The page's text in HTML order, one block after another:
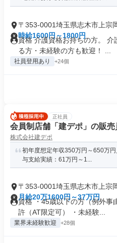
〒353-0001埼玉県志木市上宗
時給1600円～1800円
資格 介護資格お持ちの方。
る方・未経験の方も歓迎！ ...
社員登用あり +24個
正社員
会員制店舗「建デポ」の販売
株式会社建デポ
初年度想定年収350万円～650万
与支給実績：61万円～1...
〒353-0001埼玉県志木市上宗
月給20万1600円～37万円
資格 ・45歳以下の方（例外事
許（AT限定可） ・未経験...
業界未経験歓迎 +28個